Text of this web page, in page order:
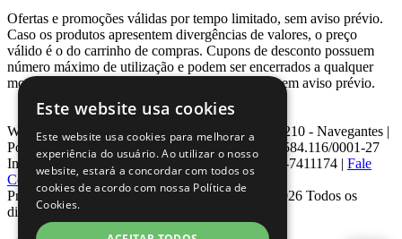
Ofertas e promoções válidas por tempo limitado, sem aviso prévio.
Caso os produtos apresentem divergências de valores, o preço
válido é o do carrinho de compras. Cupons de desconto possuem
número máximo de utilização e podem ser encerrados a qualquer
momento, de acordo com sua disponibilidade e sem aviso prévio.
Webcontinental LTDA | Travessa Venezuela, Nº 210 - Navegantes |
Porto Alegre - RS - CEP: 90.240-220 CNPJ: 08.584.116/0001-27
Inscrição Estadual: 0963171399 | Telefone: 0800-7411174 | Fale
Conosco|ouvidoria@webcontinental.com.br
Proibida reprodução total ou parcial | © 2007 - 2026 Todos os
direitos reservados - WebContinental
Este website usa cookies
Este website usa cookies para melhorar a
experiência do usuário. Ao utilizar o nosso
website, estará a concordar com todos os
cookies de acordo com nossa Política de
Cookies.